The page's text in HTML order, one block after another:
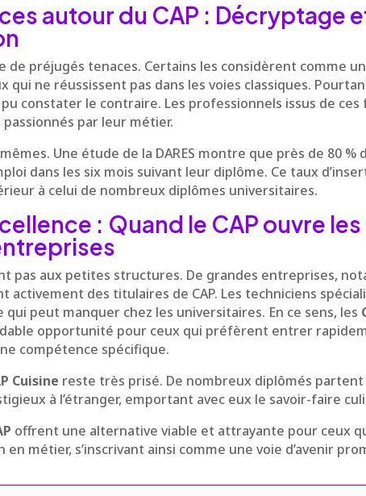
autour du CAP : Décryptage
de préjugés tenaces. Certains les considèrent comme
qui ne réussissent pas dans les voies classiques.
constater le contraire. Les professionnels issus de
par leur métier.
Une étude de la DARES montre que près de 80 %
dans les six mois suivant leur diplôme. Ce taux
à celui de nombreux diplômes universitaires.
: Quand le CAP ouvre
pas aux petites structures. De grandes entreprises,
activement des titulaires de CAP. Les techniciens
peut manquer chez les universitaires. En ce sens, les
opportunité pour ceux qui préfèrent entrer
compétence spécifique.
Cuisine reste très prisé. De nombreux diplômés
à l’étranger, emportant avec eux le savoir-faire
offrent une alternative viable et attrayante pour ceux
métier, s’inscrivant ainsi comme une voie d’avenir